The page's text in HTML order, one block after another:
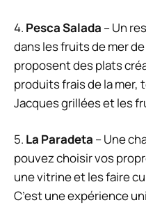
4. Pesca Salada – Un
dans les fruits de mer
proposent des plats
produits frais de la mer,
Jacques grillées et les
5. La Paradeta – Une
pouvez choisir vos
une vitrine et les faire
C’est une expérience